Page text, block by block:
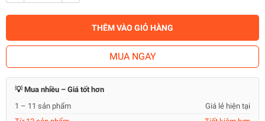
THÊM VÀO GIỎ HÀNG
MUA NGAY
💡 Mua nhiều – Giá tốt hơn
1 – 11 sản phẩm
Giá lẻ hiện tại